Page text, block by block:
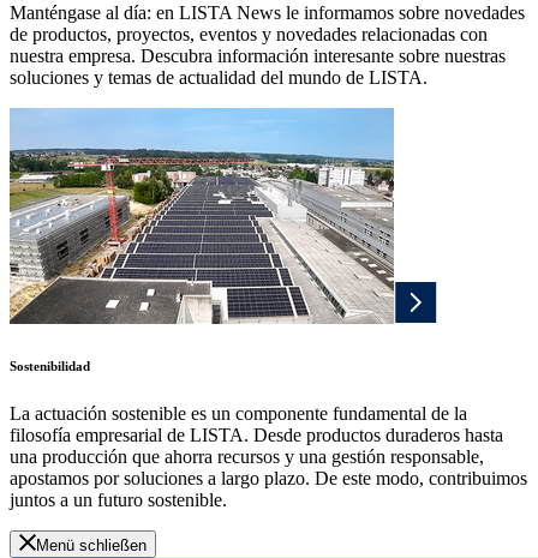
Manténgase al día: en LISTA News le informamos sobre novedades
de productos, proyectos, eventos y novedades relacionadas con
nuestra empresa. Descubra información interesante sobre nuestras
soluciones y temas de actualidad del mundo de LISTA.
Sostenibilidad
La actuación sostenible es un componente fundamental de la
filosofía empresarial de LISTA. Desde productos duraderos hasta
una producción que ahorra recursos y una gestión responsable,
apostamos por soluciones a largo plazo. De este modo, contribuimos
juntos a un futuro sostenible.
Menü schließen